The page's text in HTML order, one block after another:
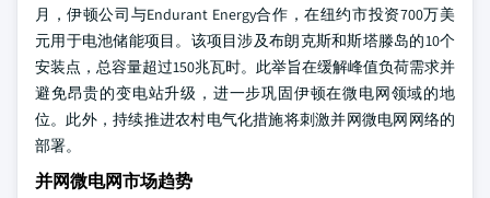
月，伊顿公司与Endurant Energy合作，在纽约市投资700万美
元用于电池储能项目。该项目涉及布朗克斯和斯塔滕岛的10个
安装点，总容量超过150兆瓦时。此举旨在缓解峰值负荷需求并
避免昂贵的变电站升级，进一步巩固伊顿在微电网领域的地
位。此外，持续推进农村电气化措施将刺激并网微电网网络的
部署。
并网微电网市场趋势